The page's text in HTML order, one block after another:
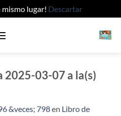
mismo lugar! Descartar
2025-03-07 a la(s)
&veces; 798en Libro de